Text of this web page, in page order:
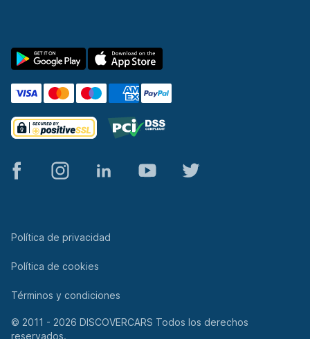
© 2011 - 2026 DISCOVERCARS Todos los derechos
reservados.